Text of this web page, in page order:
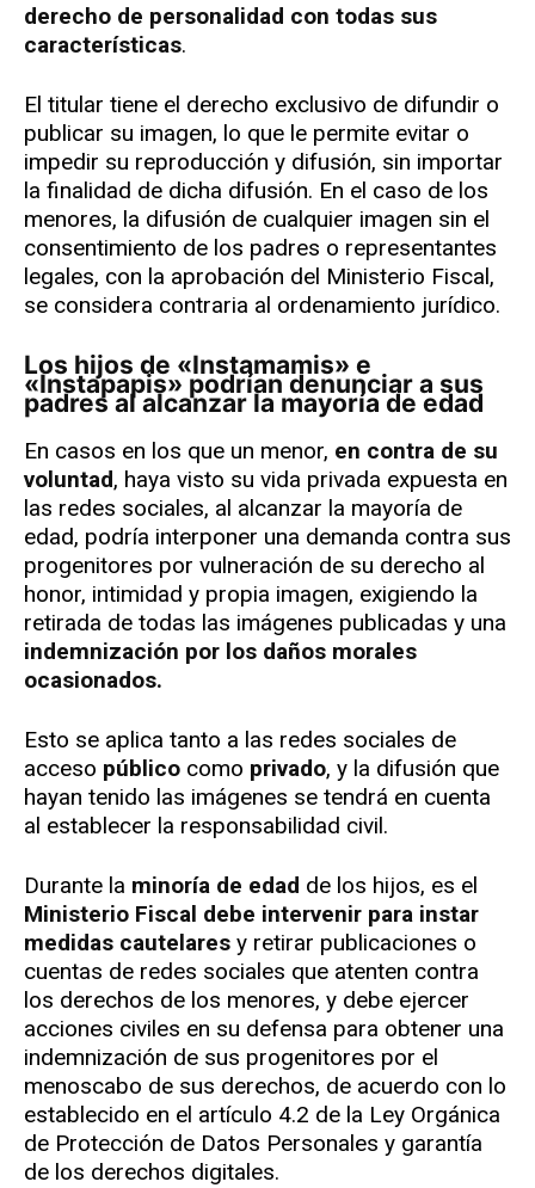
derecho de personalidad con todas sus
características.
El titular tiene el derecho exclusivo de difundir o
publicar su imagen, lo que le permite evitar o
impedir su reproducción y difusión, sin importar
la finalidad de dicha difusión. En el caso de los
menores, la difusión de cualquier imagen sin el
consentimiento de los padres o representantes
legales, con la aprobación del Ministerio Fiscal,
se considera contraria al ordenamiento jurídico.
Los hijos de «Instamamis» e
«Instapapis» podrían denunciar a sus
padres al alcanzar la mayoría de edad
En casos en los que un menor, en contra de su
voluntad, haya visto su vida privada expuesta en
las redes sociales, al alcanzar la mayoría de
edad, podría interponer una demanda contra sus
progenitores por vulneración de su derecho al
honor, intimidad y propia imagen, exigiendo la
retirada de todas las imágenes publicadas y una
indemnización por los daños morales
ocasionados.
Esto se aplica tanto a las redes sociales de
acceso público como privado, y la difusión que
hayan tenido las imágenes se tendrá en cuenta
al establecer la responsabilidad civil.
Durante la minoría de edad de los hijos, es el
Ministerio Fiscal debe intervenir para instar
medidas cautelares y retirar publicaciones o
cuentas de redes sociales que atenten contra
los derechos de los menores, y debe ejercer
acciones civiles en su defensa para obtener una
indemnización de sus progenitores por el
menoscabo de sus derechos, de acuerdo con lo
establecido en el artículo 4.2 de la Ley Orgánica
de Protección de Datos Personales y garantía
de los derechos digitales.